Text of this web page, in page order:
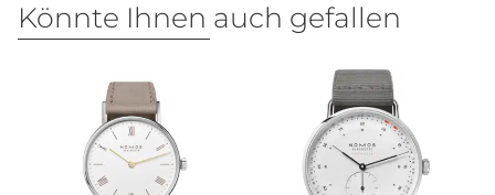
Könnte Ihnen auch gefallen